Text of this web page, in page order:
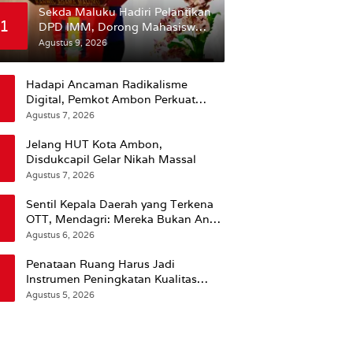
Sekda Maluku Hadiri Pelantikan
DPD IMM, Dorong Mahasiswa
Jadi Agen Perubahan dan Mitra
Strategis Pemerintah
Agustus 9, 2026
Hadapi Ancaman Radikalisme
Digital, Pemkot Ambon Perkuat
Peran Keluarga
Agustus 7, 2026
Jelang HUT Kota Ambon,
Disdukcapil Gelar Nikah Massal
Agustus 7, 2026
Sentil Kepala Daerah yang Terkena
OTT, Mendagri: Mereka Bukan Anak
Kemarin Sore
Agustus 6, 2026
Penataan Ruang Harus Jadi
Instrumen Peningkatan Kualitas
Hidup Masyarakat, Wattimena:
Agustus 5, 2026